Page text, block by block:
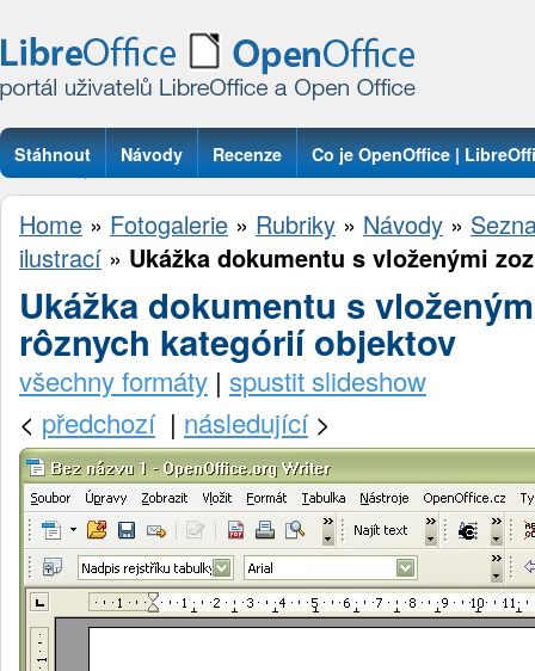
Stáhnout Návody Recenze Co je OpenOffice |
Otázky
Home » Fotogalerie » Rubriky » Návody »
ilustrací » Ukážka dokumentu s vloženými
Ukážka dokumentu s
rôznych kategórií objektov
všechny formáty | spustit slideshow
< předchozí| následující>